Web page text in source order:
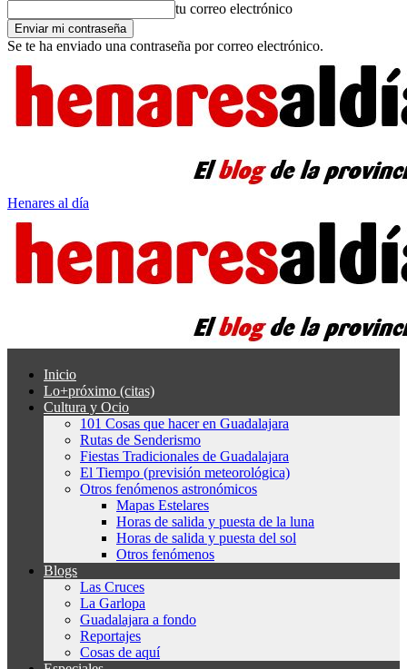
tu correo electrónico
Se te ha enviado una contraseña por correo electrónico.
Henares al día
Inicio
Lo+próximo (citas)
Cultura y Ocio
101 Cosas que hacer en Guadalajara
Rutas de Senderismo
Fiestas Tradicionales de Guadalajara
El Tiempo (previsión meteorológica)
Otros fenómenos astronómicos
Mapas Estelares
Horas de salida y puesta de la luna
Horas de salida y puesta del sol
Otros fenómenos
Blogs
Las Cruces
La Garlopa
Guadalajara a fondo
Reportajes
Cosas de aquí